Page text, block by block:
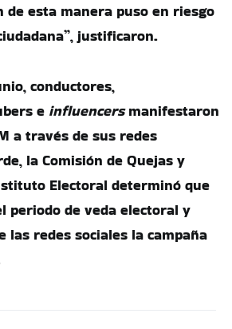
de esta manera puso en riesgo
justificaron.
conductores,
e influencersmanifestaron
a través de sus redes
la Comisión de Quejas y
Electoral determinó que
periodo de veda electoral y
redes sociales la campaña